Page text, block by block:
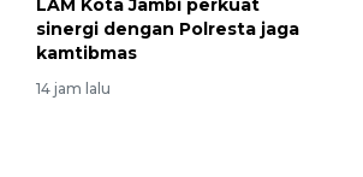
LAM Kota Jambi perkuat
sinergi dengan Polresta jaga
kamtibmas
14 jam lalu